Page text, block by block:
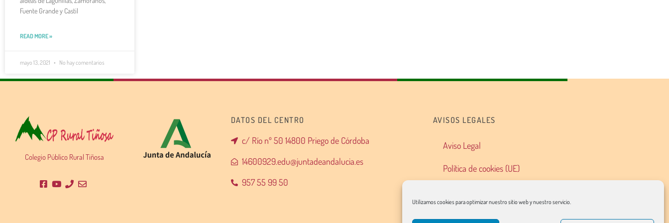
Utilizamos cookies para optimizar nuestro sitio web y nuestro servicio.
Fuente Grande y Castil
READ MORE »
mayo 13, 2021 No hay comentarios
Colegio Público Rural Tiñosa
DATOS DEL CENTRO
c/ Río nº 50 14800 Priego de Córdoba
14600929.edu@juntadeandalucia.es
957 55 99 50
AVISOS LEGALES
Aviso Legal
Política de cookies (UE)